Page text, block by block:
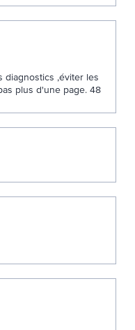
diagnostics ,éviter les
plus d'une page. 48